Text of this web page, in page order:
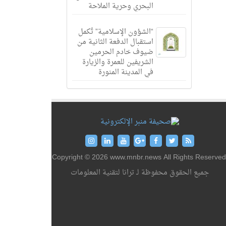
البحري وحرية الملاحة
“الشؤون الإسلامية” تُكمل
استقبال الدفعة الثانية من
ضيوف خادم الحرمين
الشريفين للعمرة والزيارة
في المدينة المنورة
Copyright © 2026 www.mnbr.news All Rights
جميع الحقوق محفوظة لـ ترانا لتقنية المعلومات